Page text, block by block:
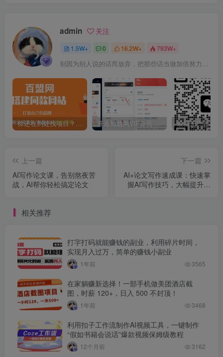
admin 关注
1.5W+ 0 16.2W+ 793W+
别因为别人说的话而放弃，把那些话当做加倍努力的动力
你还在到处找项目？还在当韭菜？我靠卖项目一个月收入5万+，曾经我也是个失败者。 开通知越网VIP会员，尊享全站资源免费下载，享70%的推广提成！！【限时五折优惠】
上一篇
AI写作论文课，告别熬夜苦
战，AI帮你轻松搞定论文
下一篇
AI+论文写作速成课：快速掌
握AI写作技巧，大幅提升论
相关推荐
打字打码就能赚钱的副业，利用碎片时间，
实现月入过万，简单的赚钱小副业
1年前 3565
在家躺赚新选择！一部手机做美团酒店截
图，时薪 120+，日入 500 不封顶！
1年前 3468
利用扣子工作流制作AI视频工具，一键制作
“假如书籍会说话”爆款视频保姆级教程
12个月前 3162